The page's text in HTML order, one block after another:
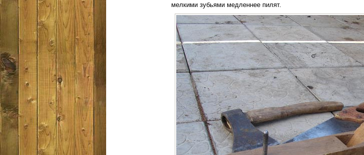
мелкими зубьями медленнее пилят.